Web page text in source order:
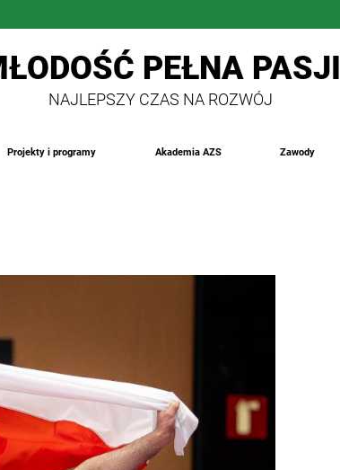
PEŁNA PASJI
NAJLEPSZY CZAS NA ROZWÓJ
Projekty i programy Akademia AZS Zawody